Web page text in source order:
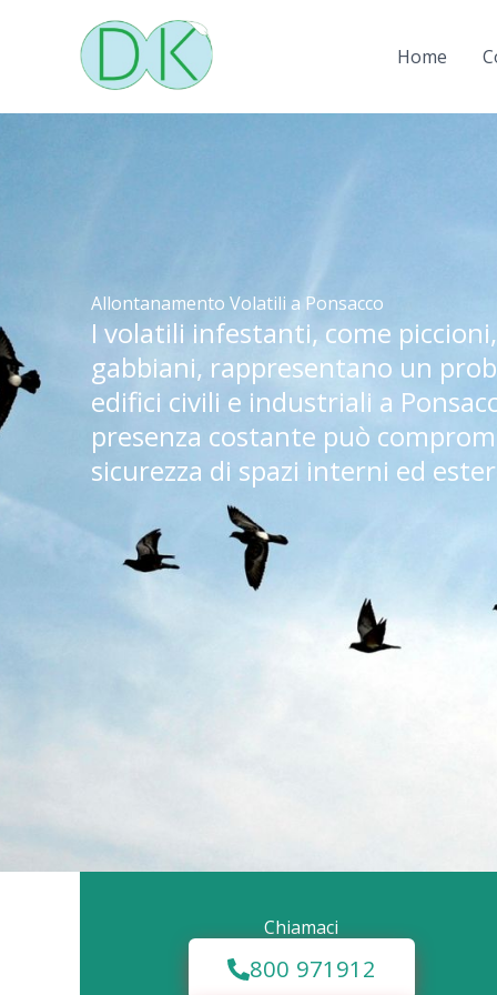
contenuto
Home
Allontanamento Volatili a Ponsacco
I volatili infestanti, come
gabbiani, rappresentano un
edifici civili e industriali a
presenza costante può
sicurezza di spazi interni ed
Chiamaci
800 971912